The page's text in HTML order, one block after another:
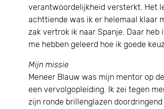
verantwoordelijkheid versterkt. Het
achttiende was ik er helemaal klaar
zak vertrok ik naar Spanje. Daar
me hebben geleerd hoe ik goede
Mijn missie
Meneer Blauw was mijn mentor op
een vervolgopleiding. Ik zei tegen
zijn ronde brillenglazen